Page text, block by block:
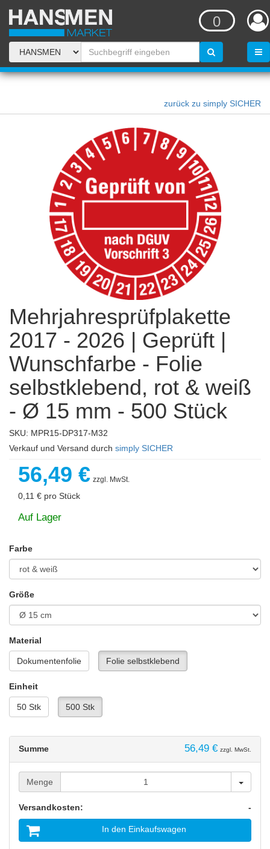
0
zurück zu simply SICHER
Mehrjahresprüfplakette
2017 - 2026 | Geprüft |
Wunschfarbe - Folie
selbstklebend, rot & weiß
- Ø 15 mm - 500 Stück
SKU: MPR15-DP317-M32
Verkauf und Versand durch simply SICHER
56,49 € zzgl. MwSt.
0,11 € pro Stück
Auf Lager
Farbe
Größe
Material
Dokumentenfolie Folie selbstklebend
Einheit
50 Stk 500 Stk
Summe 56,49 € zzgl. MwSt.
Menge Menge
Versandkosten: -
In den Einkaufswagen